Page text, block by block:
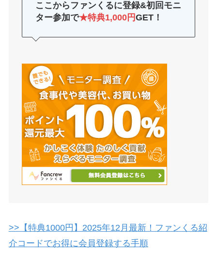
ここからファンくるに登録&初回モニ
ター参加で★特典1,000円GET！
>>【特典1000円】2025年12月最新！ファンくる紹
介コードでお得に会員登録する手順